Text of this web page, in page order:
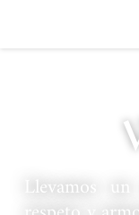
Llevamos